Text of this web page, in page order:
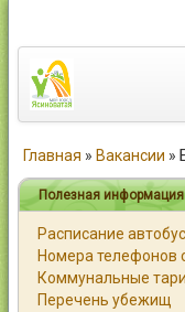
Город
Статьи
Каталог
Главная » Вакансии »
Полезная информация
Расписание
Номера телефонов
Коммунальные
Перечень убежищ